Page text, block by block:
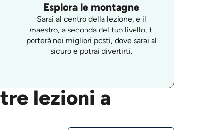
Esplora le montagne
Sarai al centro della lezione, e il
maestro, a seconda del tuo livello, ti
porterà nei migliori posti, dove sarai al
sicuro e potrai divertirti.
lezioni a